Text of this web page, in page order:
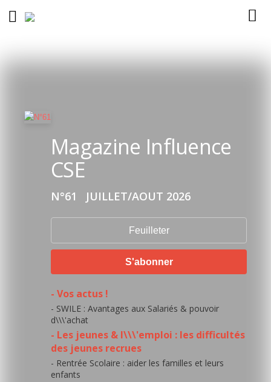
Magazine Influence
CSE
N°61 JUILLET/AOUT 2026
Feuilleter
S'abonner
- Vos actus !
- SWILE : Avantages aux Salariés & pouvoir
d\\\'achat
- Les jeunes & l\\\'emploi : les difficultés
des jeunes recrues
- Rentrée Scolaire : aider les familles et leurs
enfants